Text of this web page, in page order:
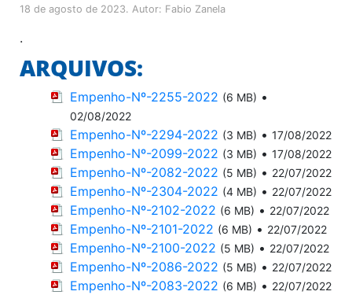
18 de agosto de 2023. Autor: Fabio Zanela
.
ARQUIVOS:
Empenho-Nº-2255-2022 (6 MB) •
02/08/2022
Empenho-Nº-2294-2022 (3 MB) • 17/08/2022
Empenho-Nº-2099-2022 (3 MB) • 17/08/2022
Empenho-Nº-2082-2022 (5 MB) • 22/07/2022
Empenho-Nº-2304-2022 (4 MB) • 22/07/2022
Empenho-Nº-2102-2022 (6 MB) • 22/07/2022
Empenho-Nº-2101-2022 (6 MB) • 22/07/2022
Empenho-Nº-2100-2022 (5 MB) • 22/07/2022
Empenho-Nº-2086-2022 (5 MB) • 22/07/2022
Empenho-Nº-2083-2022 (6 MB) • 22/07/2022